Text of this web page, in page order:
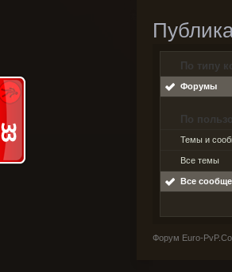
По типу
Форумы
По
Темы и
Все темы
Все
Форум Euro-